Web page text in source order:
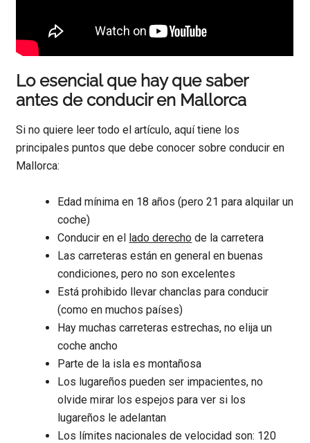
Lo esencial que hay que saber
antes de conducir en Mallorca
Si no quiere leer todo el artículo, aquí tiene los
principales puntos que debe conocer sobre conducir en
Mallorca:
Edad mínima en 18 años (pero 21 para alquilar un
coche)
Conducir en el lado derecho de la carretera
Las carreteras están en general en buenas
condiciones, pero no son excelentes
Está prohibido llevar chanclas para conducir
(como en muchos países)
Hay muchas carreteras estrechas, no elija un
coche ancho
Parte de la isla es montañosa
Los lugareños pueden ser impacientes, no
olvide mirar los espejos para ver si los
lugareños le adelantan
Los límites nacionales de velocidad son: 120